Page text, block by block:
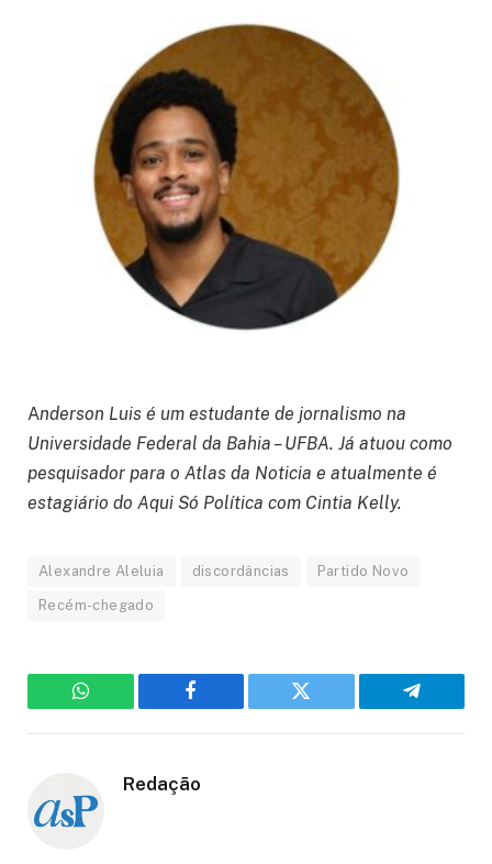
Anderson Luis é um estudante de jornalismo na
Universidade Federal da Bahia – UFBA. Já atuou como
pesquisador para o Atlas da Noticia e atualmente é
estagiário do Aqui Só Política com Cintia Kelly.
Alexandre Aleluia discordâncias Partido Novo
Recém-chegado
WhatsApp Facebook Twitter Telegram
Redação